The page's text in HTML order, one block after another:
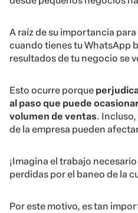
A raíz de su importancia
cuando tienes tu WhatsApp
resultados de tu negocio se
Esto ocurre porque
al paso que puede
volumen de ventas.
de la empresa pueden
¡Imagina el trabajo
perdidas por el baneo de la
Por este motivo, es tan